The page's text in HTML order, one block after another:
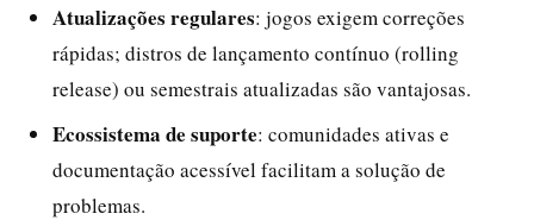
Atualizações regulares: jogos exigem correções
rápidas; distros de lançamento contínuo (rolling
release) ou semestrais atualizadas são vantajosas.
Ecossistema de suporte: comunidades ativas e
documentação acessível facilitam a solução de
problemas.